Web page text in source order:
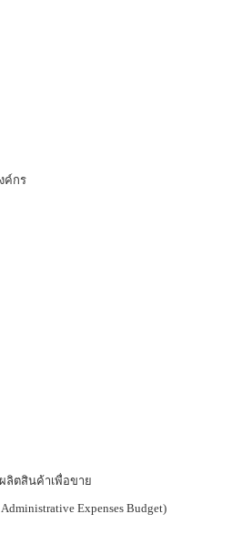
ค์กร
ลิตสินค้าเพื่อขาย
Expenses Budget)